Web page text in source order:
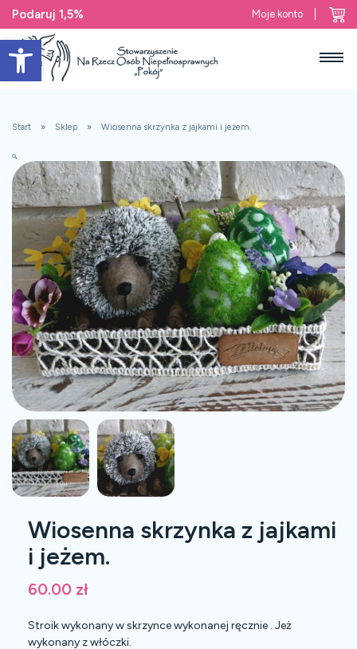
Open toolbar
Podaruj 1,5% Moje konto
Start Sklep Wiosenna skrzynka z jajkami i jeżem.
Wiosenna skrzynka z jajkami
i jeżem.
60.00 zł
Stroik wykonany w skrzynce wykonanej ręcznie . Jeż
wykonany z włóczki.